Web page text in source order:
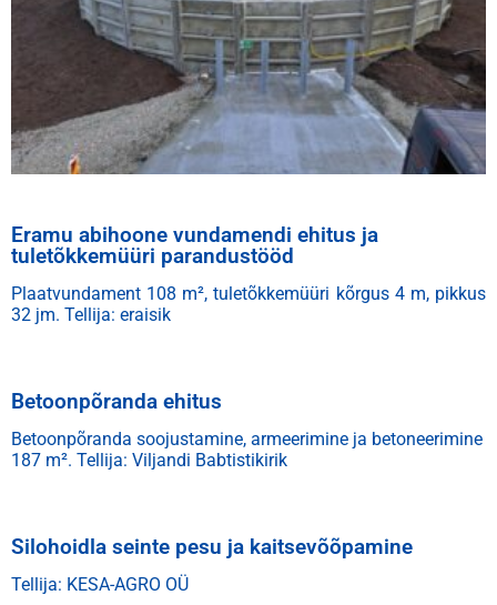
Eramu abihoone vundamendi ehitus ja
tuletõkkemüüri parandustööd
Plaatvundament 108 m², tuletõkkemüüri kõrgus 4 m, pikkus
32 jm. Tellija: eraisik
Betoonpõranda ehitus
Betoonpõranda soojustamine, armeerimine ja betoneerimine
187 m². Tellija: Viljandi Babtistikirik
Silohoidla seinte pesu ja kaitsevõõpamine
Tellija: KESA-AGRO OÜ